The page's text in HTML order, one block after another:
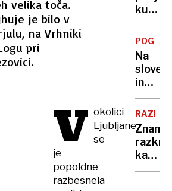
velika toča.
je bilo v
na Vrhniki
pri
V okolici
Ljubljane
se
je
popoldne
razbesnela
kot
pred
40
leti
—
dobra
ideja
ali
pot
v
POGLED
Na
in
cestah
kolone
dolge
tudi
pet
kateri
je